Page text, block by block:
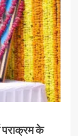
पराक्रम के